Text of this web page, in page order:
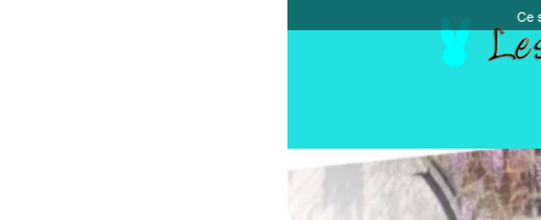
Ce site et des sites tiers qu'il utilise collectent des